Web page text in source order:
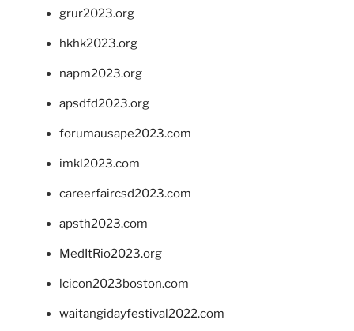
grur2023.org
hkhk2023.org
napm2023.org
apsdfd2023.org
forumausape2023.com
imkl2023.com
careerfaircsd2023.com
apsth2023.com
MedItRio2023.org
lcicon2023boston.com
waitangidayfestival2022.com